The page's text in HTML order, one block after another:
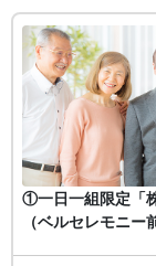
①一日一組限定「
（ベルセレモニー